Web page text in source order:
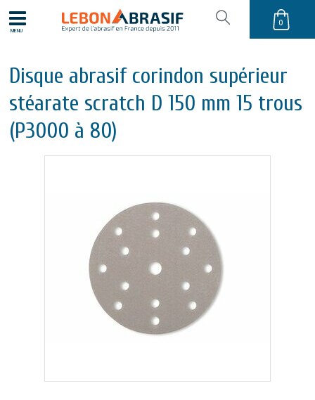
MENU
0
Disque abrasif corindon supérieur
stéarate scratch D 150 mm 15 trous
(P3000 à 80)